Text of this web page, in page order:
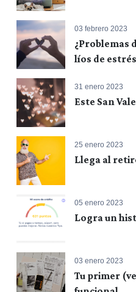
03 febrero 2023
¿Problemas
líos de
31 enero 2023
Este San
25 enero 2023
Llega al
05 enero 2023
Logra un
03 enero 2023
Tu primer